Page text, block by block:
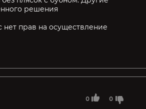
решения
нет прав на осуществление
0 0